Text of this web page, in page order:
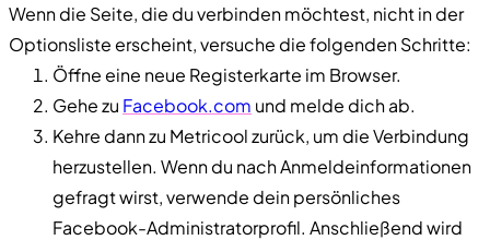
Wenn die Seite, die du verbinden möchtest, nicht in der
Optionsliste erscheint, versuche die folgenden Schritte:
Öffne eine neue Registerkarte im Browser.
Gehe zu Facebook.com und melde dich ab.
Kehre dann zu Metricool zurück, um die Verbindung
herzustellen. Wenn du nach Anmeldeinformationen
gefragt wirst, verwende dein persönliches
Facebook-Administratorprofil. Anschließend wird